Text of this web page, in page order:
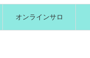
オンラインサロ